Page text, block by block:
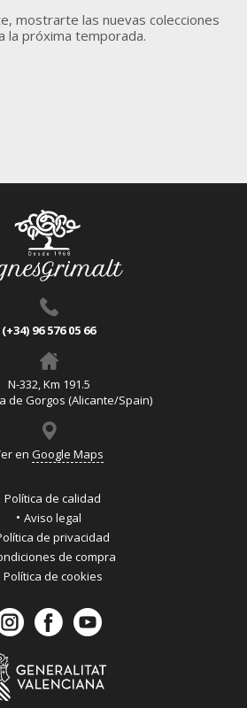
mostrarte las nuevas colecciones
la próxima temporada.
(+34) 96 576 05 66
N-332, Km 191.5
de Gorgos (Alicante/Spain)
en Google Maps
Política de calidad
Aviso legal
de privacidad
de compra
Política de cookies